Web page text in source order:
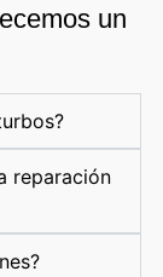
un
reparación